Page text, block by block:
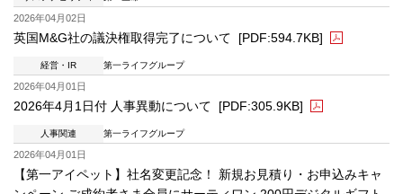
新規ウィンドウを開きます
2026年04月02日
英国M&G社の議決権取得完了について [PDF:594.7KB]
経営・IR 第一ライフグループ
PDFファイルが新規ウィンドウで開きます
2026年04月01日
2026年4月1日付 人事異動について [PDF:305.9KB]
人事関連 第一ライフグループ
PDFファイルが新規ウィンドウで開きます
2026年04月01日
【第一アイペット】社名変更記念！ 新規お見積り・お申込みキャ